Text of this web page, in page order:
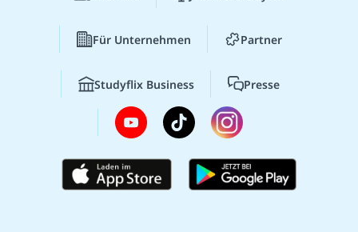
Für Unternehmen Partner
Studyflix Business Presse